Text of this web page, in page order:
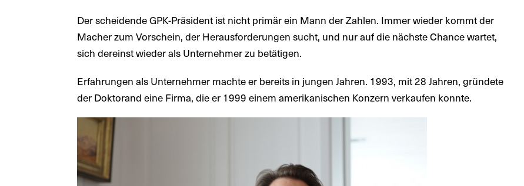
Der scheidende GPK-Präsident ist nicht primär ein Mann der Zahlen. Immer wieder kommt der
Macher zum Vorschein, der Herausforderungen sucht, und nur auf die nächste Chance wartet,
sich dereinst wieder als Unternehmer zu betätigen.
Erfahrungen als Unternehmer machte er bereits in jungen Jahren. 1993, mit 28 Jahren, gründete
der Doktorand eine Firma, die er 1999 einem amerikanischen Konzern verkaufen konnte.